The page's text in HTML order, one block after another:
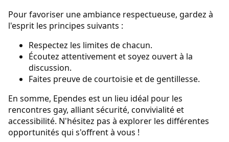
Pour favoriser une ambiance respectueuse, gardez à
l'esprit les principes suivants :
Respectez les limites de chacun.
Écoutez attentivement et soyez ouvert à la
discussion.
Faites preuve de courtoisie et de gentillesse.
En somme, Ependes est un lieu idéal pour les
rencontres gay, alliant sécurité, convivialité et
accessibilité. N'hésitez pas à explorer les différentes
opportunités qui s'offrent à vous !